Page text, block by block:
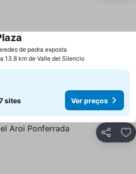
de pedra exposta
a 13.8 km de Valle del Silencio
sites Ver preços
Partilhar